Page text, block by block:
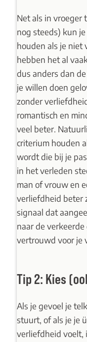
Net als in vroeger
nog steeds) kun
houden als je niet
hebben het al
dus anders dan
je willen doen
zonder
romantisch en
veel beter.
criterium houden
wordt die bij je
in het verleden
man of vrouw en
verliefdheid beter
signaal dat
naar de
vertrouwd voor je
Tip 2: Kies
Als je gevoel je
stuurt, of als je je
verliefdheid voelt,